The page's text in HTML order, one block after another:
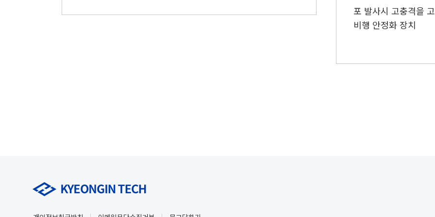
포 발사시 고충격을
비행 안정화 장치